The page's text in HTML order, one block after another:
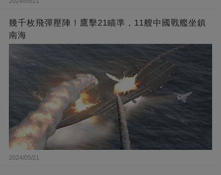
幾千枚飛彈壓陣！鷹擊21瞄準，11艘中國戰艦坐鎮
南海
2024/05/21